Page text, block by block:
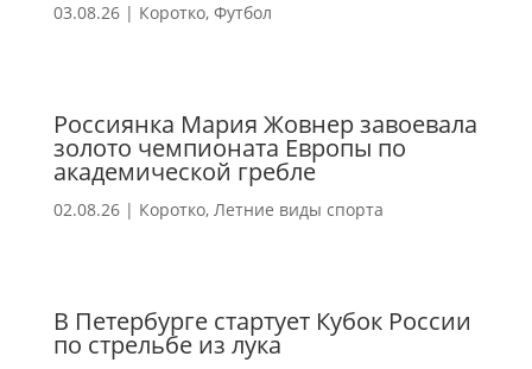
03.08.26| Коротко, Футбол
Россиянка Мария Жовнер завоевала
золото чемпионата Европы по
академической гребле
02.08.26| Коротко, Летние виды спорта
В Петербурге стартует Кубок России
по стрельбе из лука